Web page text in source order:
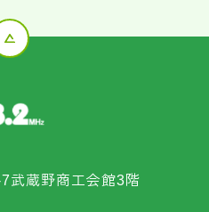
武蔵野商工会館3階